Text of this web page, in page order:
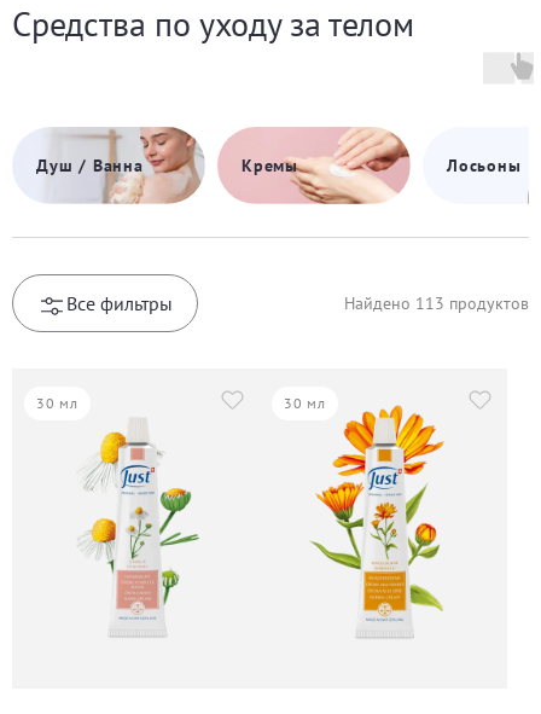
Средства по уходу за телом
Душ / Ванна Кремы Лосьоны
Все фильтры Найдено 113 продуктов
30 мл 30 мл